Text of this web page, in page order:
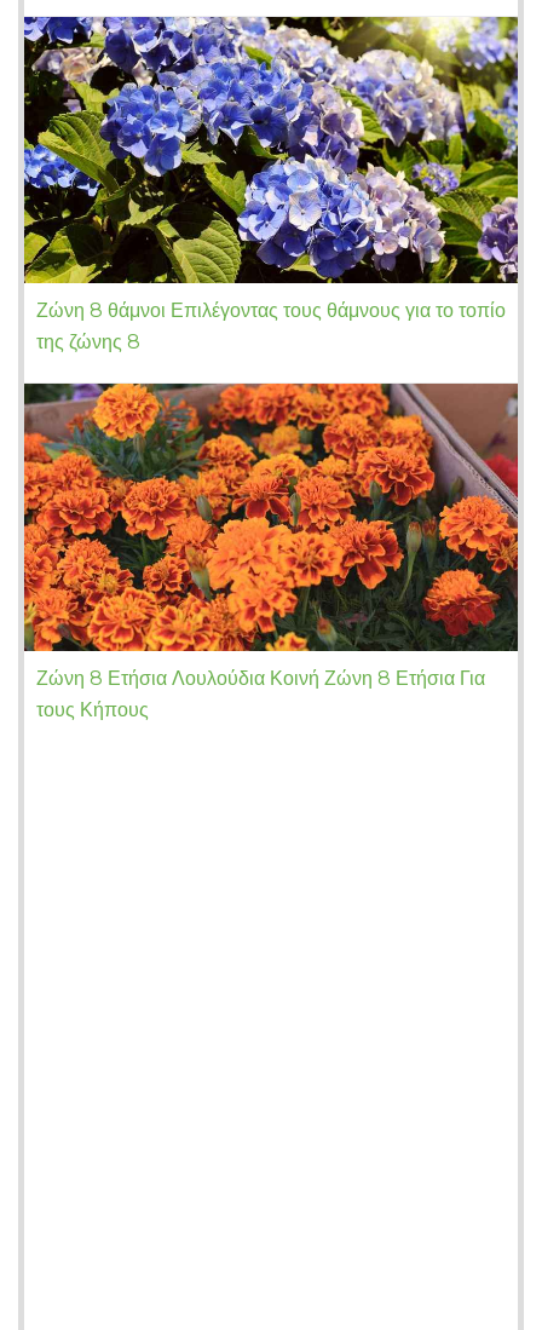
Ζώνη 8 θάμνοι Επιλέγοντας τους θάμνους για το τοπίο
της ζώνης 8
Ζώνη 8 Ετήσια Λουλούδια Κοινή Ζώνη 8 Ετήσια Για
τους Κήπους